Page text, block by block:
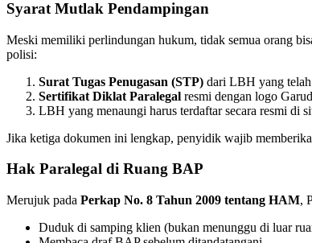
JAKARTA– Praktik pengusiran atau pelarangan terhadap
Pembinaan Hukum Nasional (BPHN) merupakan
​BerdasarkanUU No. 16 Tahun 2011 tentang Bantuan
undang tersebut secara eksplisit mengatur bahwa setiap
​Imunitas dan Payung Hukum
​Keberadaan Paralegal bukan sekadar pelengkap. Pasal 8
bagi Paralegal agar tidak dapat dituntut secara perdata
​”Penyidik tidak boleh lagi beralasan bahwa hanya Advokat
non-litigasi, termasuk saat pemeriksaan di kepolisian,”